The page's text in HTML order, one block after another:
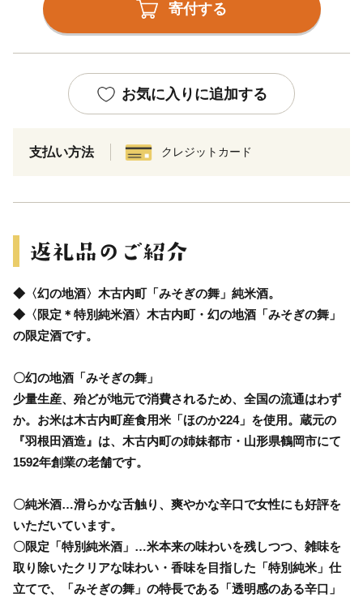
寄付する
お気に入りに追加する
支払い方法 クレジットカード
◆〈幻の地酒〉木古内町「みそぎの舞」純米酒。
◆〈限定＊特別純米酒〉木古内町・幻の地酒「みそぎの舞」
の限定酒です。
〇幻の地酒「みそぎの舞」
少量生産、殆どが地元で消費されるため、全国の流通はわず
か。お米は木古内町産食用米「ほのか224」を使用。蔵元の
『羽根田酒造』は、木古内町の姉妹都市・山形県鶴岡市にて
1592年創業の老舗です。
〇純米酒…滑らかな舌触り、爽やかな辛口で女性にも好評を
いただいています。
〇限定「特別純米酒」…米本来の味わいを残しつつ、雑味を
取り除いたクリアな味わい・香味を目指した「特別純米」仕
立てで、「みそぎの舞」の特長である「透明感のある辛口」